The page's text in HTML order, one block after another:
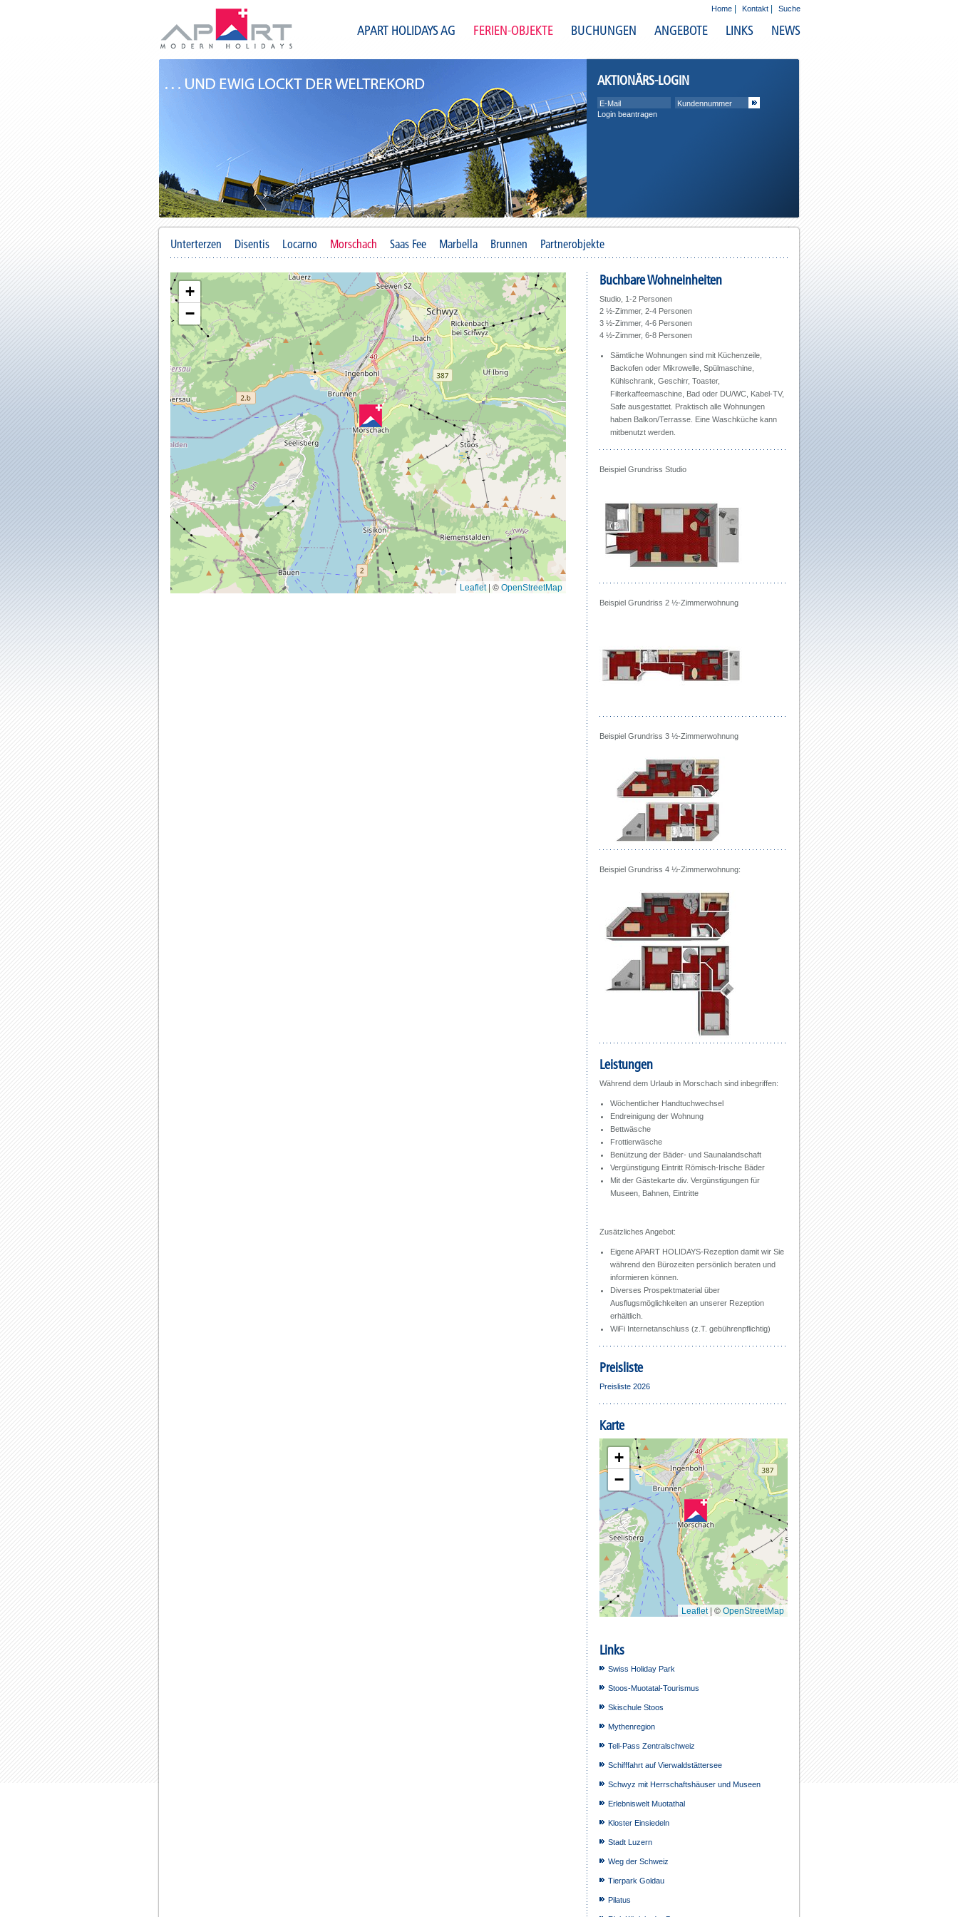
Home Kontakt Suche
APART HOLIDAYS AG FERIEN-OBJEKTE BUCHUNGEN ANGEBOTE LINKS NEWS
AKTIONÄRS-LOGIN
Login beantragen
Unterterzen Disentis Locarno Morschach Saas Fee Marbella Brunnen Partnerobjekte
+
−
Leaflet | © OpenStreetMap
Buchbare Wohneinheiten
Studio, 1-2 Personen
2 ½-Zimmer, 2-4 Personen
3 ½-Zimmer, 4-6 Personen
4 ½-Zimmer, 6-8 Personen
Sämtliche Wohnungen sind mit Küchenzeile,
Backofen oder Mikrowelle, Spülmaschine,
Kühlschrank, Geschirr, Toaster,
Filterkaffeemaschine, Bad oder DU/WC, Kabel-TV,
Safe ausgestattet. Praktisch alle Wohnungen
haben Balkon/Terrasse. Eine Waschküche kann
mitbenutzt werden.
Beispiel Grundriss Studio
Beispiel Grundriss 2 ½-Zimmerwohnung
Beispiel Grundriss 3 ½-Zimmerwohnung
Beispiel Grundriss 4 ½-Zimmerwohnung:
Leistungen
Während dem Urlaub in Morschach sind inbegriffen:
Wöchentlicher Handtuchwechsel
Endreinigung der Wohnung
Bettwäsche
Frottierwäsche
Benützung der Bäder- und Saunalandschaft
Vergünstigung Eintritt Römisch-Irische Bäder
Mit der Gästekarte div. Vergünstigungen für
Museen, Bahnen, Eintritte
Zusätzliches Angebot:
Eigene APART HOLIDAYS-Rezeption damit wir Sie
während den Bürozeiten persönlich beraten und
informieren können.
Diverses Prospektmaterial über
Ausflugsmöglichkeiten an unserer Rezeption
erhältlich.
WiFi Internetanschluss (z.T. gebührenpflichtig)
Preisliste
Preisliste 2026
Karte
+
−
Leaflet | © OpenStreetMap
Links
Swiss Holiday Park
Stoos-Muotatal-Tourismus
Skischule Stoos
Mythenregion
Tell-Pass Zentralschweiz
Schifffahrt auf Vierwaldstättersee
Schwyz mit Herrschaftshäuser und Museen
Erlebniswelt Muotathal
Kloster Einsiedeln
Stadt Luzern
Weg der Schweiz
Tierpark Goldau
Pilatus